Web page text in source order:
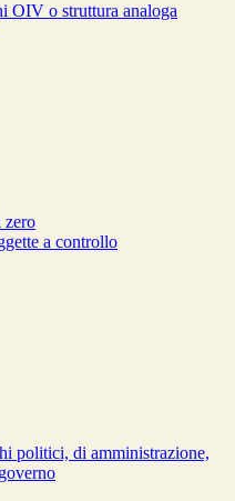
OIV o struttura analoga
zero
a controllo
politici, di amministrazione,